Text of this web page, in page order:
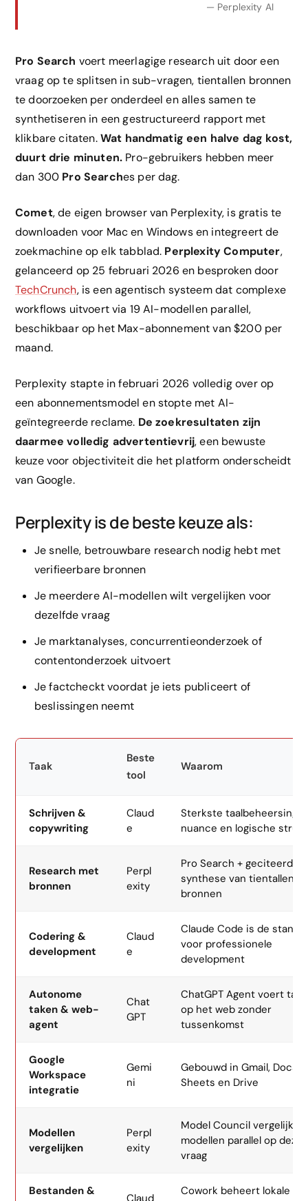
— Perplexity AI
Pro Search voert meerlagige research uit door een
vraag op te splitsen in sub-vragen, tientallen bronnen
te doorzoeken per onderdeel en alles samen te
synthetiseren in een gestructureerd rapport met
klikbare citaten.Wat handmatig een halve dag kost,
duurt drie minuten. Pro-gebruikers hebben meer
dan 300 Pro Searches per dag.
Comet, de eigen browser van Perplexity, is gratis te
downloaden voor Mac en Windows en integreert de
zoekmachine op elk tabblad. Perplexity Computer,
gelanceerd op 25 februari 2026 en besproken door
TechCrunch, is een agentisch systeem dat complexe
workflows uitvoert via 19 AI-modellen parallel,
beschikbaar op het Max-abonnement van $200 per
maand.
Perplexity stapte in februari 2026 volledig over op
een abonnementsmodel en stopte met AI-
geïntegreerde reclame. De zoekresultaten zijn
daarmee volledig advertentievrij, een bewuste
keuze voor objectiviteit die het platform onderscheidt
van Google.
Perplexity is de beste keuze als:
Je snelle, betrouwbare research nodig hebt met
verifieerbare bronnen
Je meerdere AI-modellen wilt vergelijken voor
dezelfde vraag
Je marktanalyses, concurrentieonderzoek of
contentonderzoek uitvoert
Je factcheckt voordat je iets publiceert of
beslissingen neemt
Taak
Beste
tool
Waarom
Schrijven &
copywriting
Claud
e
Sterkste taalbeheersing,
nuance en logische
Research met
bronnen
Perpl
exity
Pro Search + geciteerde
synthese van tientallen
bronnen
Codering &
development
Claud
e
Claude Code is de
voor professionele
development
Autonome
taken & web-
agent
Chat
GPT
ChatGPT Agent voert
op het web zonder
tussenkomst
Google
Workspace
integratie
Gemi
ni
Gebouwd in Gmail, Docs,
Sheets en Drive
Modellen
vergelijken
Perpl
exity
Model Council vergelijkt
modellen parallel op
vraag
Bestanden &
Cowork beheert lokale